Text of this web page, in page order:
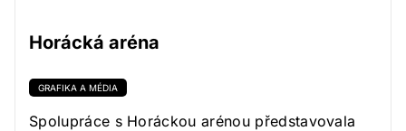
Horácká aréna
GRAFIKA A MÉDIA
Spolupráce s Horáckou arénou představovala